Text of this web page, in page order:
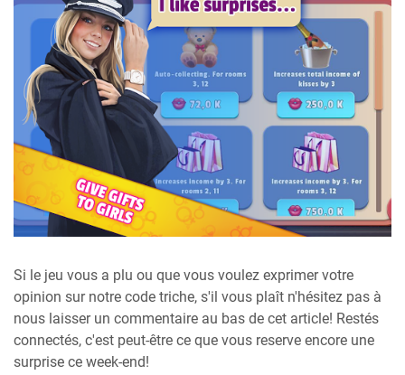
Si le jeu vous a plu ou que vous voulez exprimer votre
opinion sur notre code triche, s'il vous plaît n'hésitez pas à
nous laisser un commentaire au bas de cet article! Restés
connectés, c'est peut-être ce que vous reserve encore une
surprise ce week-end!